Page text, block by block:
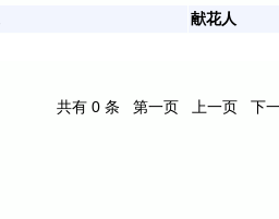
献花人
共有 0 条 第一页 上一页 下